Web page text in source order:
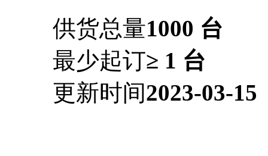
供货总量1000 台
最少起订≥ 1 台
更新时间2023-03-15